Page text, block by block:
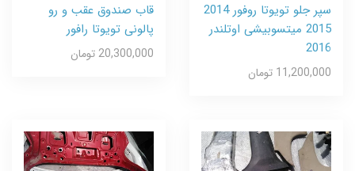
سپر جلو تویوتا روفور 2014
2015 میتسوبیشی اوتلندر
2016
11,200,000 تومان
قاب صندوق عقب و رو
پالونی تویوتا رافور
20,300,000 تومان